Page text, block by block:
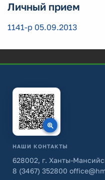
Личный прием
1141-р 05.09.2013
НАШИ КОНТАКТЫ
628002, г. Ханты-
8 (3467) 352800